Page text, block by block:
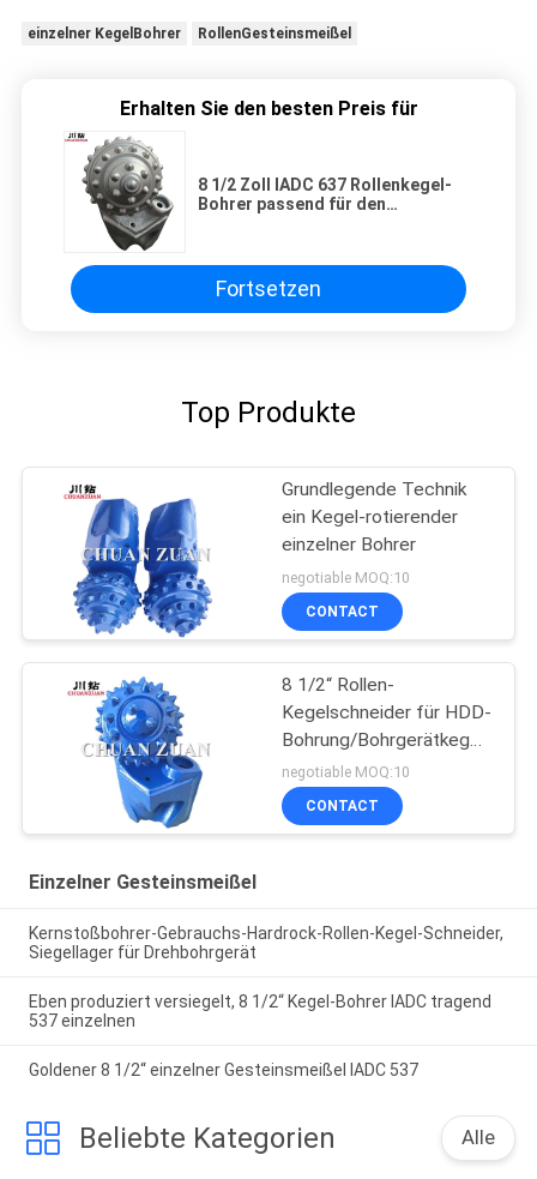
einzelner KegelBohrer RollenGesteinsmeißel
Erhalten Sie den besten Preis für
8 1/2 Zoll IADC 637 Rollenkegel-
Bohrer passend für den
Fortsetzen
Top Produkte
Grundlegende Technik
ein Kegel-rotierender
einzelner Bohrer
negotiable MOQ:10
CONTACT
8 1/2“ Rollen-
Kegelschneider für HDD-
Bohrung/
im trenchless Bau
negotiable MOQ:10
CONTACT
Einzelner Gesteinsmeißel
Kernstoßbohrer-Gebrauchs-Hardrock-Rollen-Kegel-Schneider,
Siegellager für Drehbohrgerät
Eben produziert versiegelt, 8 1/2“ Kegel-Bohrer IADC tragend
537 einzelnen
Goldener 8 1/2“ einzelner Gesteinsmeißel IADC 537
Beliebte Kategorien Alle